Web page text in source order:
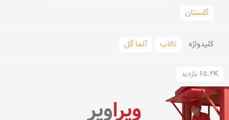
گلستان
کلید‌واژه تالاب آلما گل
65.4K بازدید